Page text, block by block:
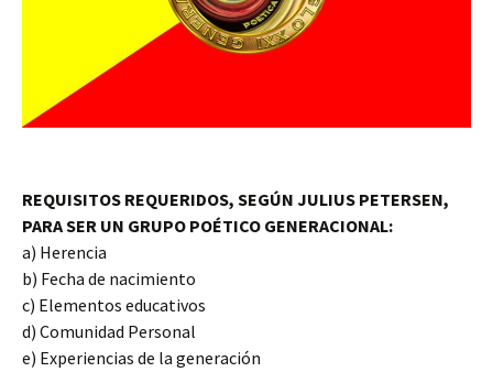
REQUISITOS REQUERIDOS, SEGÚN JULIUS PETERSEN,
PARA SER UN GRUPO POÉTICO GENERACIONAL:
a) Herencia
b) Fecha de nacimiento
c) Elementos educativos
d) Comunidad Personal
e) Experiencias de la generación